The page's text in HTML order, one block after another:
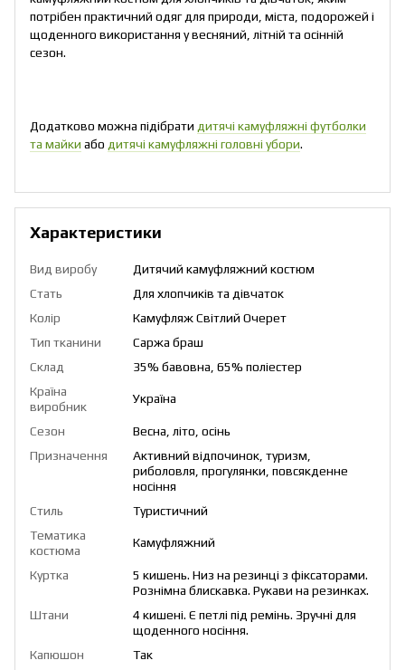
потрібен практичний одяг для природи, міста, подорожей і
щоденного використання у весняний, літній та осінній
сезон.
Додатково можна підібрати дитячі камуфляжні футболки
та майки або дитячі камуфляжні головні убори.
Характеристики
Вид виробу
Дитячий камуфляжний костюм
Стать
Для хлопчиків та дівчаток
Колір
Камуфляж Світлий Очерет
Тип тканини
Саржа браш
Склад
35% бавовна, 65% поліестер
Країна
виробник
Україна
Сезон
Весна, літо, осінь
Призначення
Активний відпочинок, туризм,
риболовля, прогулянки, повсякденне
носіння
Стиль
Туристичний
Тематика
костюма
Камуфляжний
Куртка
5 кишень. Низ на резинці з фіксаторами.
Рознімна блискавка. Рукави на резинках.
Штани
4 кишені. Є петлі під ремінь. Зручні для
щоденного носіння.
Капюшон
Так